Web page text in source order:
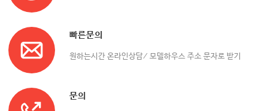
빠른문의
원하는시간 온라인상담/ 모델하우스 주소 문자로 받기
문의